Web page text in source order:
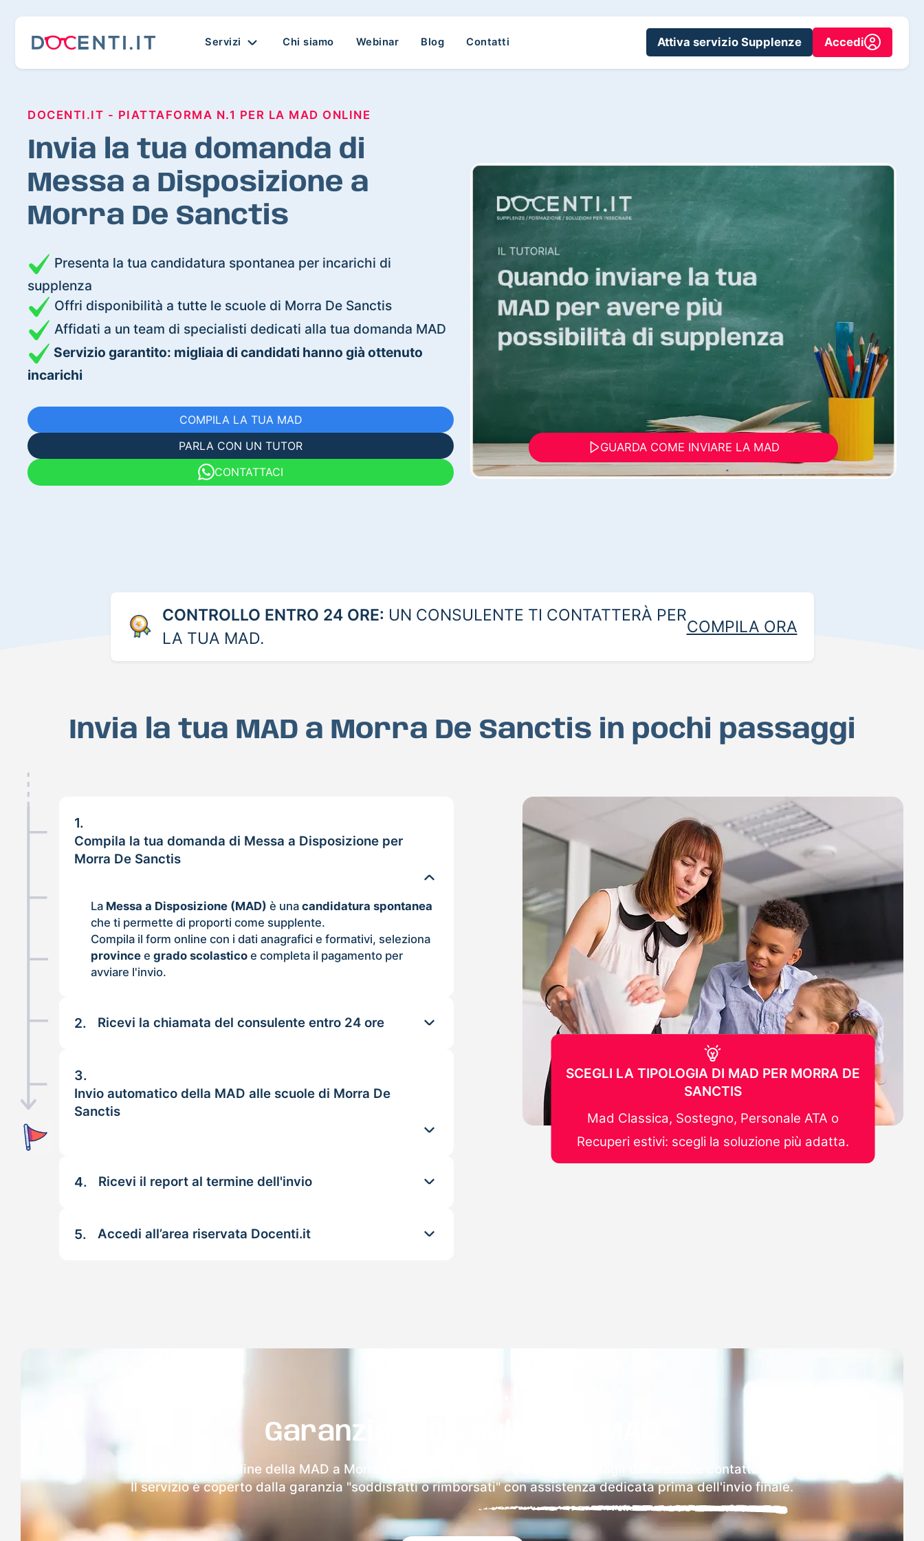
Servizi Chi siamo Webinar Blog Contatti Attiva servizio Supplenze Accedi
DOCENTI.IT - PIATTAFORMA N.1 PER LA MAD ONLINE
Invia la tua domanda di
Messa a Disposizione a
Morra De Sanctis
Presenta la tua candidatura spontanea per incarichi di
supplenza
Offri disponibilità a tutte le scuole di Morra De Sanctis
Affidati a un team di specialisti dedicati alla tua domanda MAD
Servizio garantito: migliaia di candidati hanno già ottenuto
incarichi
COMPILA LA TUA MAD
PARLA CON UN TUTOR
CONTATTACI
GUARDA COME INVIARE LA MAD
CONTROLLO ENTRO 24 ORE: UN CONSULENTE TI CONTATTERÀ PER
LA TUA MAD.
COMPILA ORA
Invia la tua MAD a Morra De Sanctis in pochi passaggi
1.
Compila la tua domanda di Messa a Disposizione per
Morra De Sanctis
La Messa a Disposizione (MAD) è unacandidatura spontanea
che ti permette di proporti come supplente.
Compila il form online con i dati anagrafici e formativi, seleziona
province egrado scolastico e completa il pagamento per
avviare l'invio.
2. Ricevi la chiamata del consulente entro 24 ore
3.
Invio automatico della MAD alle scuole di Morra De
Sanctis
4. Ricevi il report al termine dell'invio
5. Accedi all’area riservata Docenti.it
SCEGLI LA TIPOLOGIA DI MAD PER MORRA DE
SANCTIS
Mad Classica, Sostegno, Personale ATA o
Recuperi estivi: scegli la soluzione più adatta.
Garanzia 100% sulla tua MAD
Dopo l'invio online della MAD a Morra De Sanctis riceverai via email i dettagli delle scuole contattate.
Il servizio è coperto dalla garanzia "soddisfatti o rimborsati" con assistenza dedicata prima dell'invio finale.